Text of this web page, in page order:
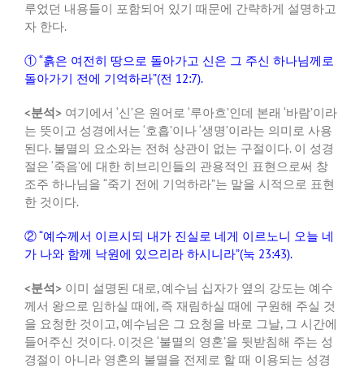
루었던 내용들이 포함되어 있기 때문에 간략하게 설명하고
자 한다.
①“흙은 여전히 땅으로 돌아가고 신은 그 주신 하나님께로
돌아가기 전에 기억하라”(전 12:7).
<분석> 여기에서 ‘신’은 원어로 ‘루아흐’인데 본래 ‘바람’이라
는 뜻이고 성경에서는 ‘호흡’이나‘생명’이라는 의미로 사용
된다. 불멸의 요소와는 전혀 상관이 없는 구절이다. 이 성경
절은 ‘죽음’에 대한 히브리인들의 관용적인 표현으로써 창
조주 하나님을 “죽기 전에 기억하라”는 말을 시적으로 표현
한 것이다.
②“예수께서 이르시되 내가 진실로 네게 이르노니 오늘 네
가 나와 함께 낙원에 있으리라 하시니라”(눅 23:43).
<분석> 이미 설명된 대로, 예수님 십자가 옆의 강도는 예수
께서 왕으로 임하실 때에, 즉 재림하실 때에 구원해 주실 것
을 요청한 것이고, 예수님은 그 요청을 바로 그날, 그 시간에
들어주신 것이다. 이것은 ‘불멸의 영혼’을 뒷받침해 주는 성
경절이 아니라 영혼의 불멸을 전제로 할 때 이용되는 성경